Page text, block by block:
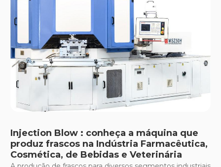
Injection Blow : conheça a máquina que
produz frascos na Indústria Farmacêutica,
Cosmética, de Bebidas e Veterinária